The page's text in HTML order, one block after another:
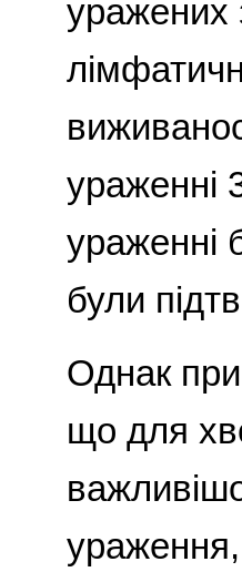
уражених
ураженні
ураженні
були
Однак
що для